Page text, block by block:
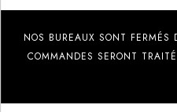
NOS BUREAUX SONT
COMMANDES SERONT